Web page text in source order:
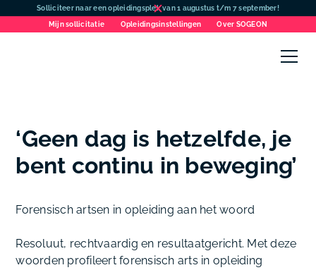
Solliciteer naar een opleidingsplek van 1 augustus t/m 7 september!
Mijn sollicitatie
Opleidingsinstellingen Over SOGEON
‘Geen dag is hetzelfde, je
bent continu in beweging’
Forensisch artsen in opleiding aan het woord
Resoluut, rechtvaardig en resultaatgericht. Met deze
woorden profileert forensisch arts in opleiding